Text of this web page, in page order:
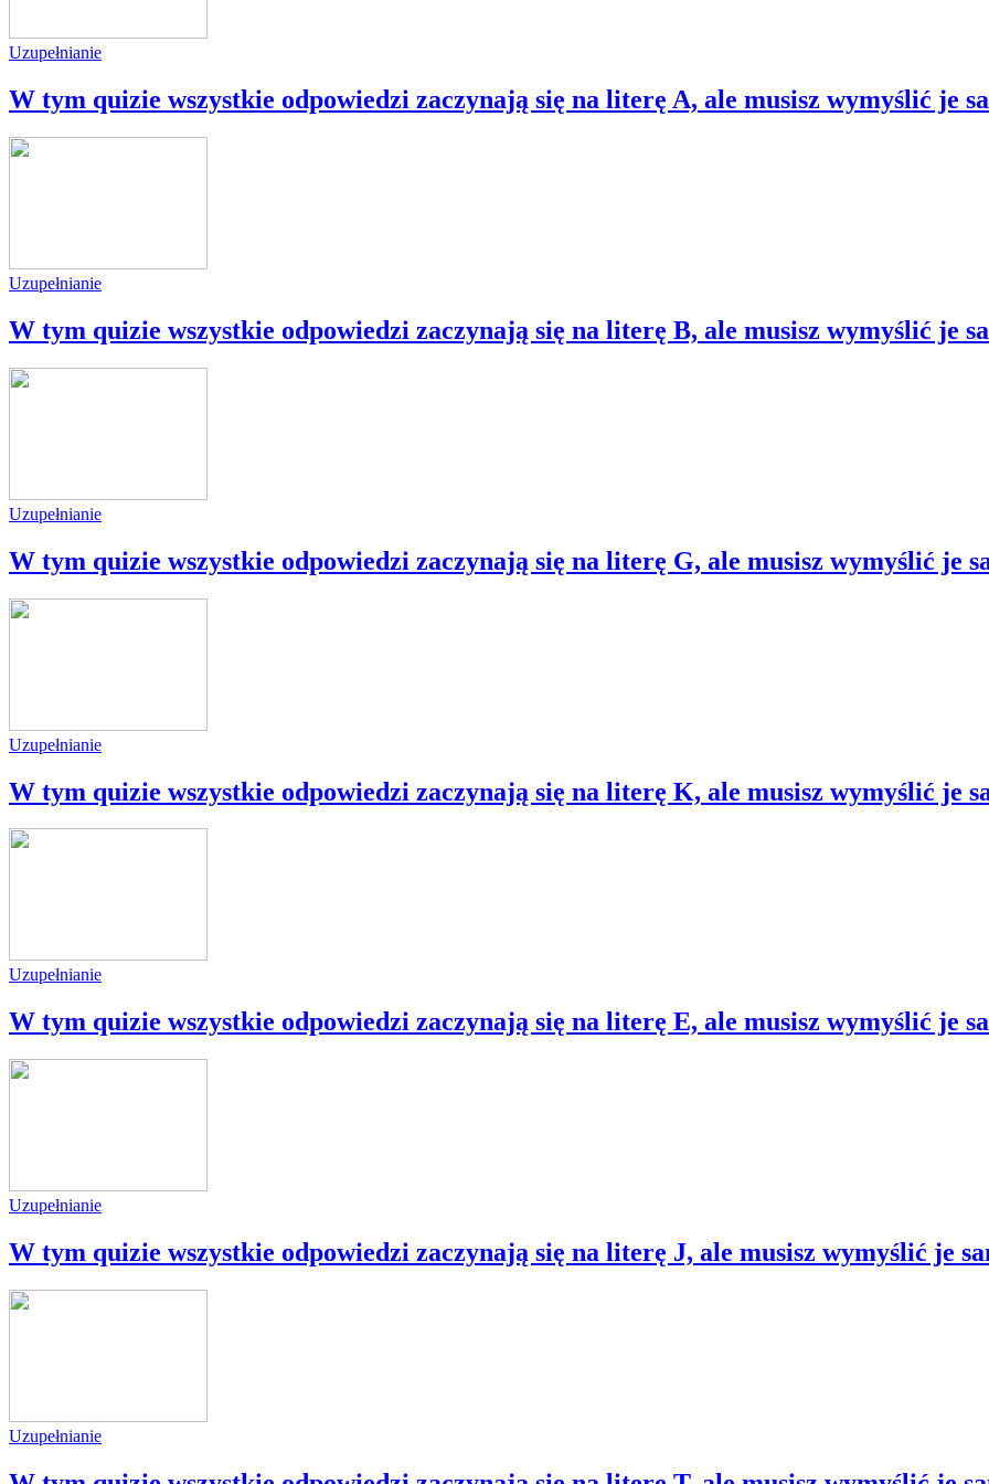
Uzupełnianie
W tym quizie wszystkie odpowiedzi zaczynają się na literę A, ale musisz wymyślić je
Uzupełnianie
W tym quizie wszystkie odpowiedzi zaczynają się na literę B, ale musisz wymyślić je
Uzupełnianie
W tym quizie wszystkie odpowiedzi zaczynają się na literę G, ale musisz wymyślić je
Uzupełnianie
W tym quizie wszystkie odpowiedzi zaczynają się na literę K, ale musisz wymyślić je
Uzupełnianie
W tym quizie wszystkie odpowiedzi zaczynają się na literę E, ale musisz wymyślić je
Uzupełnianie
W tym quizie wszystkie odpowiedzi zaczynają się na literę J, ale musisz wymyślić je
Uzupełnianie